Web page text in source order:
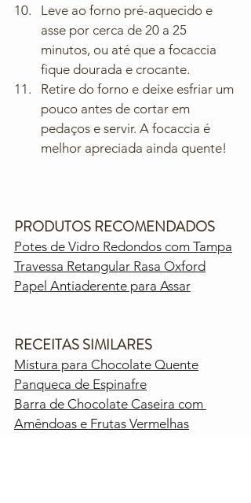
Leve ao forno pré-aquecido e
asse por cerca de 20 a 25
minutos, ou até que a focaccia
fique dourada e crocante.
Retire do forno e deixe esfriar um
pouco antes de cortar em
pedaços e servir. A focaccia é
melhor apreciada ainda quente!
PRODUTOS RECOMENDADOS
Potes de Vidro Redondos com Tampa
Travessa Retangular Rasa Oxford
Papel Antiaderente para Assar
RECEITAS SIMILARES
Mistura para Chocolate Quente
Panqueca de Espinafre
Barra de Chocolate Caseira com
Amêndoas e Frutas Vermelhas